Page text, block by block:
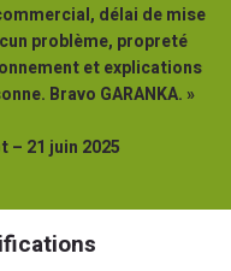
délai de mise
problème, propreté
et explications
Bravo GARANKA. »
– 21 juin 2025